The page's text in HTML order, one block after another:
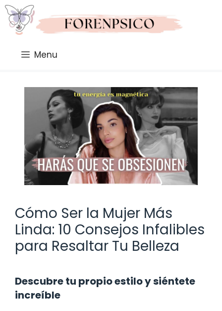
Saltar
al
contenido
Menu
Cómo Ser la Mujer Más
Linda: 10 Consejos Infalibles
para Resaltar Tu Belleza
Descubre tu propio estilo y siéntete
increíble